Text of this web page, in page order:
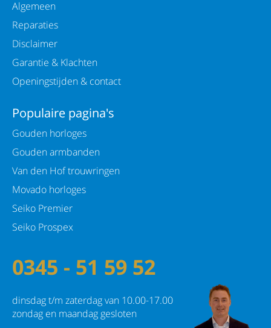
Algemeen
Reparaties
Disclaimer
Garantie & Klachten
Openingstijden & contact
Populaire pagina's
Gouden horloges
Gouden armbanden
Van den Hof trouwringen
Movado horloges
Seiko Premier
Seiko Prospex
0345 - 51 59 52
dinsdag t/m zaterdag van 10.00-17.00
zondag en maandag gesloten